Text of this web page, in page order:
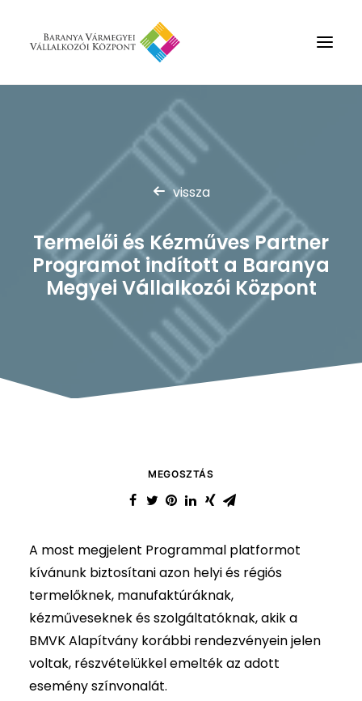
Rólunk
Szolgáltatások
Hírek
Partnerek
Kapcsolat
Keresés
vissza
Termelői és Kézműves Partner
Programot indított a Baranya
Megyei Vállalkozói Központ
MEGOSZTÁS
A most megjelent Programmal platformot
kívánunk biztosítani azon helyi és régiós
termelőknek, manufaktúráknak,
kézműveseknek és szolgáltatóknak, akik a
BMVK Alapítvány korábbi rendezvényein jelen
voltak, részvételükkel emelték az adott
esemény színvonalát.